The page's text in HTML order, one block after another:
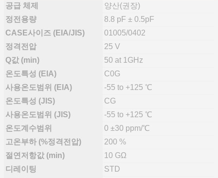
공급 체제
양산(권장)
정전용량
8.8 pF ± 0.5pF
CASE사이즈 (EIA/JIS)
01005/0402
정격전압
25 V
Q값 (min)
50 at 1GHz
온도특성 (EIA)
C0G
사용온도범위 (EIA)
-55 to +125 ℃
온도특성 (JIS)
CG
사용온도범위 (JIS)
-55 to +125 ℃
온도계수범위
0 ±30 ppm/℃
고온부하 (%정격전압)
200 %
절연저항값 (min)
10 GΩ
디레이팅
STD